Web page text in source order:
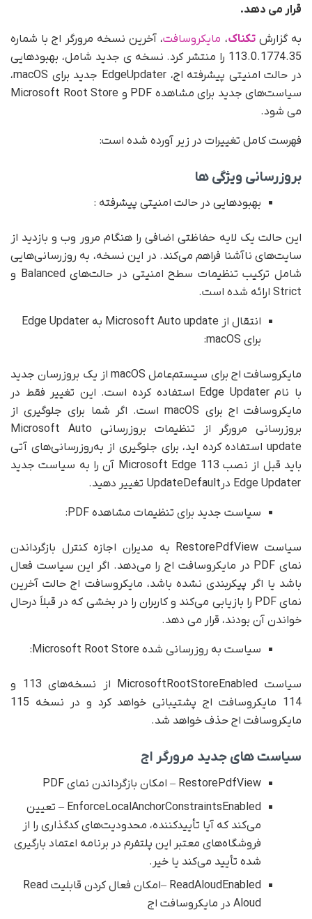
قرار می دهد.
به گزارشتکناک، مایکروسافت، آخرین نسخه مرورگر اج با شماره
113.0.1774.35 را منتشر کرد. نسخه ی جدید شامل، بهبودهایی
در حالت امنیتی پیشرفته اج، EdgeUpdater جدید برای macOS،
سیاست‌های جدید برای مشاهده PDF و Microsoft Root Store
می شود.
فهرست کامل تغییرات در زیر آورده شده است:
بروزرسانی ویژگی ها
بهبودهایی در حالت امنیتی پیشرفته :
این حالت یک لایه حفاظتی اضافی را هنگام مرور وب و بازدید از
سایت‌های ناآشنا فراهم می‌کند. در این نسخه، به روزرسانی‌هایی
شامل ترکیب تنظیمات سطح امنیتی در حالت‌های Balanced و
Strict ارائه شده است.
انتقال از Microsoft Auto update به Edge Updater
برای macOS:
مایکروسافت اج برای سیستم‌عامل macOS از یک بروزرسان جدید
با نام Edge Updater استفاده کرده است. این تغییر فقط در
مایکروسافت اج برای macOS است. اگر شما برای جلوگیری از
بروزرسانی مرورگر از تنظیمات بروزرسانی Microsoft Auto
update استفاده کرده اید، برای جلوگیری از به‌روز‌رسانی‌های آتی
باید قبل از نصب Microsoft Edge 113 آن را به سیاست جدید
سیاست جدید برای تنظیمات مشاهده PDF:
سیاست RestorePdfView به مدیران اجازه کنترل بازگرداندن
نمای PDF در مایکروسافت اج را می‌دهد. اگر این سیاست فعال
باشد یا اگر پیکربندی نشده باشد، مایکروسافت اج حالت آخرین
نمای PDF را بازیابی می‌کند و کاربران را در بخشی که در قبلاً درحال
خواندن آن بودند، قرار می دهد.
سیاست به روزرسانی شده Microsoft Root Store:
سیاست MicrosoftRootStoreEnabled از نسخه‌های 113 و
114 مایکروسافت اج پشتیبانی خواهد کرد و در نسخه 115
مایکروسافت اج حذف خواهد شد.
سیاست های جدید مرورگر اج
RestorePdfView – امکان بازگرداندن نمای PDF
EnforceLocalAnchorConstraintsEnabled – تعیین
می‌کند که آیا تأییدکننده، محدودیت‌های کدگذاری را از
فروشگاه‌های معتبر این پلتفرم در برنامه اعتماد بارگیری
شده تأیید می‌کند یا خیر.
ReadAloudEnabled –امکان فعال کردن قابلیت Read
Aloud در مایکروسافت اج